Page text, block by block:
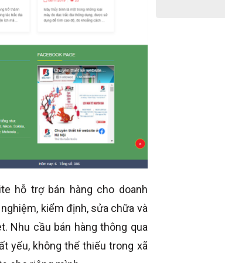
hỗ trợ bán hàng cho doanh
kiểm định, sửa chữa và
Nhu cầu bán hàng thông qua
yếu, không thể thiếu trong xã